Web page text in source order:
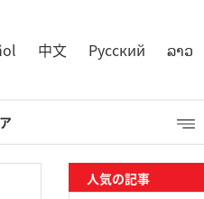
中文 Русский ລາວ
人気の記事